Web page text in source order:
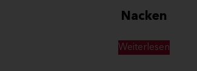
Nacken
Weiterlesen